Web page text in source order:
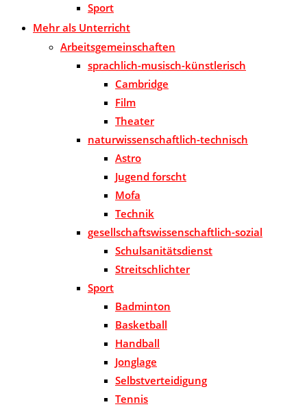
Sport
Mehr als Unterricht
Arbeitsgemeinschaften
sprachlich-musisch-künstlerisch
Cambridge
Film
Theater
naturwissenschaftlich-technisch
Astro
Jugend forscht
Mofa
Technik
gesellschaftswissenschaftlich-sozial
Schulsanitätsdienst
Streitschlichter
Sport
Badminton
Basketball
Handball
Jonglage
Selbstverteidigung
Tennis